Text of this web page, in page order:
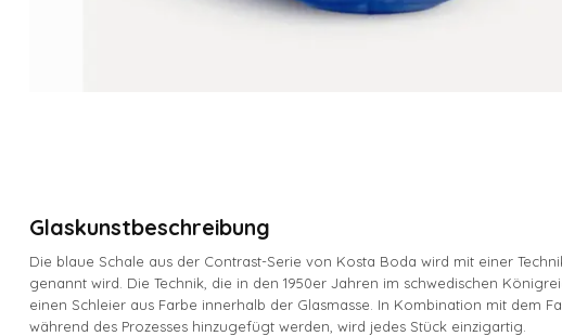
Glaskunstbeschreibung
Die blaue Schale aus der Contrast-Serie von Kosta Boda wird mit einer
genannt wird. Die Technik, die in den 1950er Jahren im schwedischen
einen Schleier aus Farbe innerhalb der Glasmasse. In Kombination mit dem
während des Prozesses hinzugefügt werden, wird jedes Stück einzigartig.